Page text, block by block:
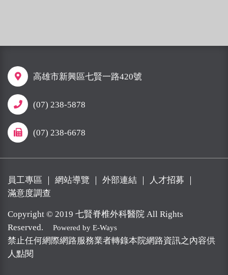
高雄市新興區七賢一路420號
(07) 238-5878
(07) 238-6678
員工專區 ｜ 網站導覽 ｜ 外部連結 ｜ 人才招募 ｜
滿意度調查
Copyright © 2019 七賢脊椎外科醫院 All Rights
Reserved.
Powered by E-Ways
禁止任何網際網路服務業者轉錄本院網路資訊之內容供
人點閱